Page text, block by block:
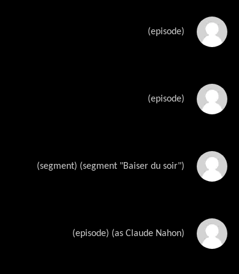
(episode)
(episode)
(segment) (segment "Baiser du soir")
(episode) (as Claude Nahon)